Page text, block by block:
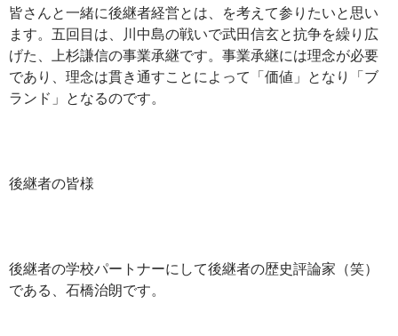
皆さんと一緒に後継者経営とは、を考えて参りたいと思い
ます。五回目は、川中島の戦いで武田信玄と抗争を繰り広
げた、上杉謙信の事業承継です。事業承継には理念が必要
であり、理念は貫き通すことによって「価値」となり「ブ
ランド」となるのです。
後継者の皆様
後継者の学校パートナーにして後継者の歴史評論家（笑）
である、石橋治朗です。